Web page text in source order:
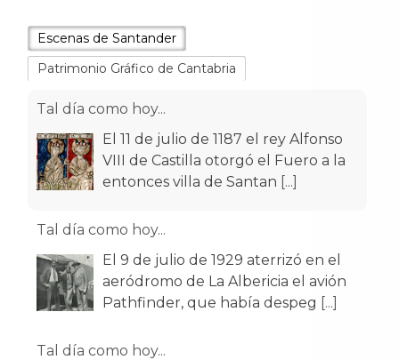
Escenas de Santander
Patrimonio Gráfico de Cantabria
Tal día como hoy...
El 11 de julio de 1187 el rey Alfonso
VIII de Castilla otorgó el Fuero a la
entonces villa de Santan [...]
Tal día como hoy...
El 9 de julio de 1929 aterrizó en el
aeródromo de La Albericia el avión
Pathfinder, que había despeg [...]
Tal día como hoy...